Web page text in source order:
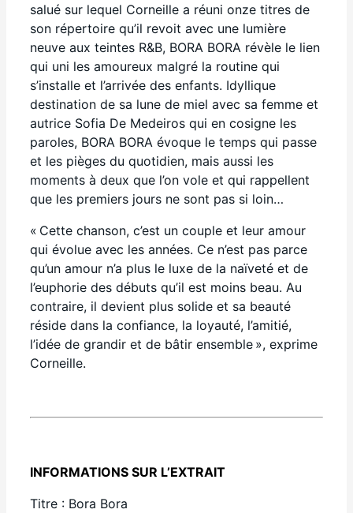
salué sur lequel Corneille a réuni onze titres de
son répertoire qu’il revoit avec une lumière
neuve aux teintes R&B, BORA BORA révèle le lien
qui uni les amoureux malgré la routine qui
s’installe et l’arrivée des enfants. Idyllique
destination de sa lune de miel avec sa femme et
autrice Sofia De Medeiros qui en cosigne les
paroles, BORA BORA évoque le temps qui passe
et les pièges du quotidien, mais aussi les
moments à deux que l’on vole et qui rappellent
que les premiers jours ne sont pas si loin…
« Cette chanson, c’est un couple et leur amour
qui évolue avec les années. Ce n’est pas parce
qu’un amour n’a plus le luxe de la naïveté et de
l’euphorie des débuts qu’il est moins beau. Au
contraire, il devient plus solide et sa beauté
réside dans la confiance, la loyauté, l’amitié,
l’idée de grandir et de bâtir ensemble », exprime
Corneille.
INFORMATIONS SUR L’EXTRAIT
Titre : Bora Bora